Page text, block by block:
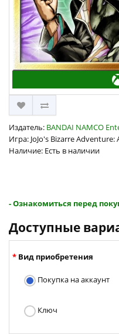
Издатель: BANDAI NAMCO
Игра: JoJo's Bizarre
Наличие: Есть в наличии
- Ознакомиться перед
Доступные
Вид приобретения
Покупка на аккаунт
Ключ